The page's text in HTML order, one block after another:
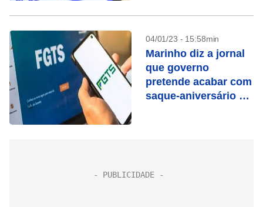
04/01/23 - 15:58min
Marinho diz a jornal
que governo
pretende acabar com
saque-aniversário do